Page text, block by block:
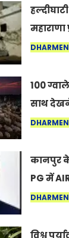
महाराणा
का वह
100
साथ
नागपुर में
कर सकते
कानपुर
PG में
शहर का
विश्व